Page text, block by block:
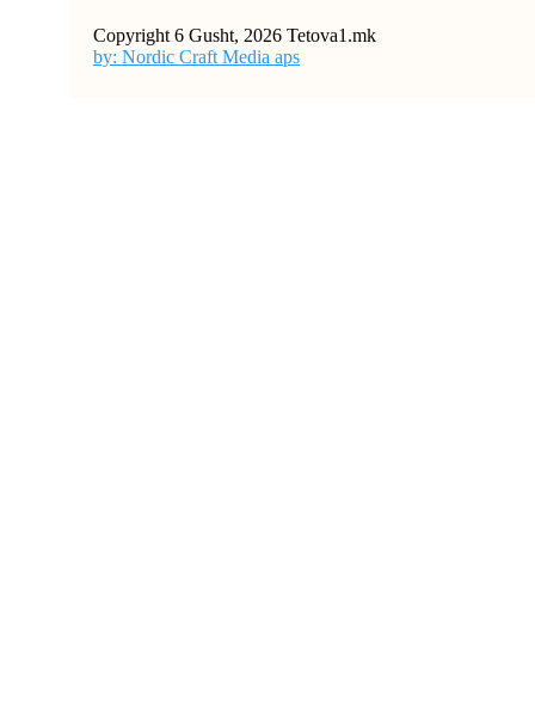
Copyright 6 Gusht, 2026 Tetova1.mk
by: Nordic Craft Media aps